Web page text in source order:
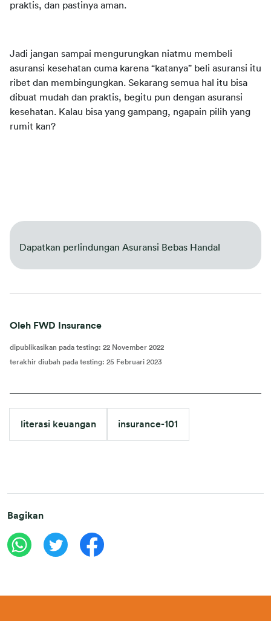
praktis, dan pastinya aman.
Jadi jangan sampai mengurungkan niatmu membeli
asuransi kesehatan cuma karena “katanya” beli asuransi itu
ribet dan membingungkan. Sekarang semua hal itu bisa
dibuat mudah dan praktis, begitu pun dengan asuransi
kesehatan. Kalau bisa yang gampang, ngapain pilih yang
rumit kan?
Dapatkan perlindungan Asuransi Bebas Handal
Oleh FWD Insurance
dipublikasikan pada testing: 22 November 2022
terakhir diubah pada testing: 25 Februari 2023
literasi keuangan insurance-101
Bagikan